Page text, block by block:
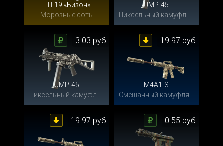
ПП-19 «Бизон»
Морозные соты
UMP-45
UMP-45
3.03 руб
M4A1-S
19.97 руб
19.97 руб 0.55 руб